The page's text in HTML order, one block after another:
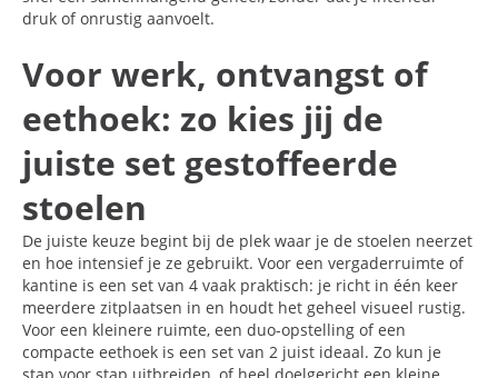
druk of onrustig aanvoelt.
Voor werk, ontvangst of
eethoek: zo kies jij de
juiste set gestoffeerde
stoelen
De juiste keuze begint bij de plek waar je de stoelen neerzet
en hoe intensief je ze gebruikt. Voor een vergaderruimte of
kantine is een set van 4 vaak praktisch: je richt in één keer
meerdere zitplaatsen in en houdt het geheel visueel rustig.
Voor een kleinere ruimte, een duo-opstelling of een
compacte eethoek is een set van 2 juist ideaal. Zo kun je